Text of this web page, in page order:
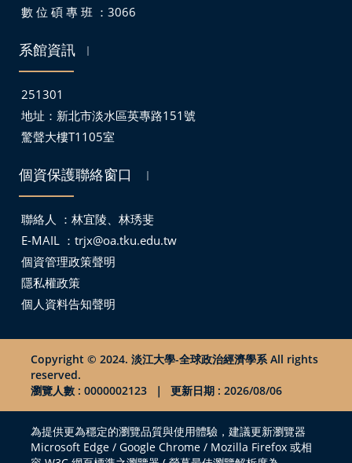
數 位 碩 專 班 ：3066
系館資訊 ｜
251301
地址： 新北市淡水區英專路151號
驚聲大樓T1105室
個資保護聯絡窗口 ｜
聯絡人 ：林宜陵、林琇斐
E-MAIL ： trjx@oa.tku.edu.tw
個資管理政策聲明
隱私權政策
個人資料告知聲明
Copyright © 2024. 淡江大學-全球政治經濟學系 All rights
reserved.
瀏覽人數 : 0000002123
｜ 更新日期 : 2026/08/06
為提供更為穩定的瀏覽品質與使用體驗，建議更新瀏覽器
Microsoft Edge / Google Chrome / Mozilla Firefox 或相